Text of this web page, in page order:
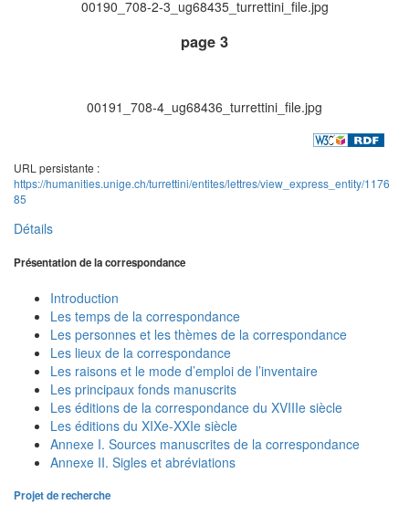
00190_708-2-3_ug68435_turrettini_file.jpg
page 3
00191_708-4_ug68436_turrettini_file.jpg
URL persistante :
https://humanities.unige.ch/turrettini/entites/lettres/view_express_entity/1176
85
Détails
Présentation de la correspondance
Introduction
Les temps de la correspondance
Les personnes et les thèmes de la correspondance
Les lieux de la correspondance
Les raisons et le mode d’emploi de l’inventaire
Les principaux fonds manuscrits
Les éditions de la correspondance du XVIIIe siècle
Les éditions du XIXe-XXIe siècle
Annexe I. Sources manuscrites de la correspondance
Annexe II. Sigles et abréviations
Projet de recherche